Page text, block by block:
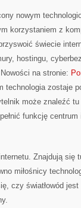
nowym
korzystaniem z
świecie
hostingu,
na stronie:
technologia zostaje
może znaleźć tu
funkcję
Znajdują
miłośnicy
czy światłowód